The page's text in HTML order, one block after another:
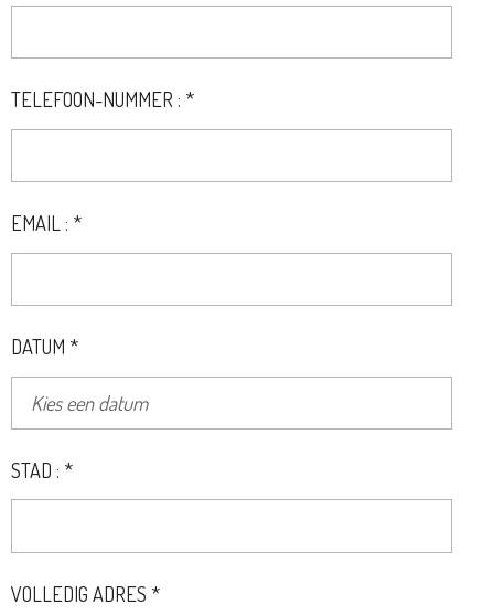
TELEFOON-NUMMER : *
EMAIL : *
DATUM *
STAD : *
VOLLEDIG ADRES *